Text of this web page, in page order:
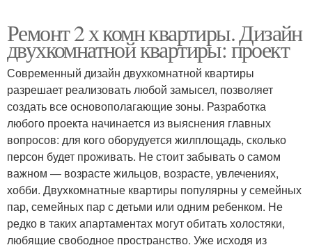
Ремонт 2 х комн квартиры. Дизайн
двухкомнатной квартиры: проект
Современный дизайн двухкомнатной квартиры
разрешает реализовать любой замысел, позволяет
создать все основополагающие зоны. Разработка
любого проекта начинается из выяснения главных
вопросов: для кого оборудуется жилплощадь, сколько
персон будет проживать. Не стоит забывать о самом
важном — возрасте жильцов, возрасте, увлечениях,
хобби. Двухкомнатные квартиры популярны у семейных
пар, семейных пар с детьми или одним ребенком. Не
редко в таких апартаментах могут обитать холостяки,
любящие свободное пространство. Уже исходя из